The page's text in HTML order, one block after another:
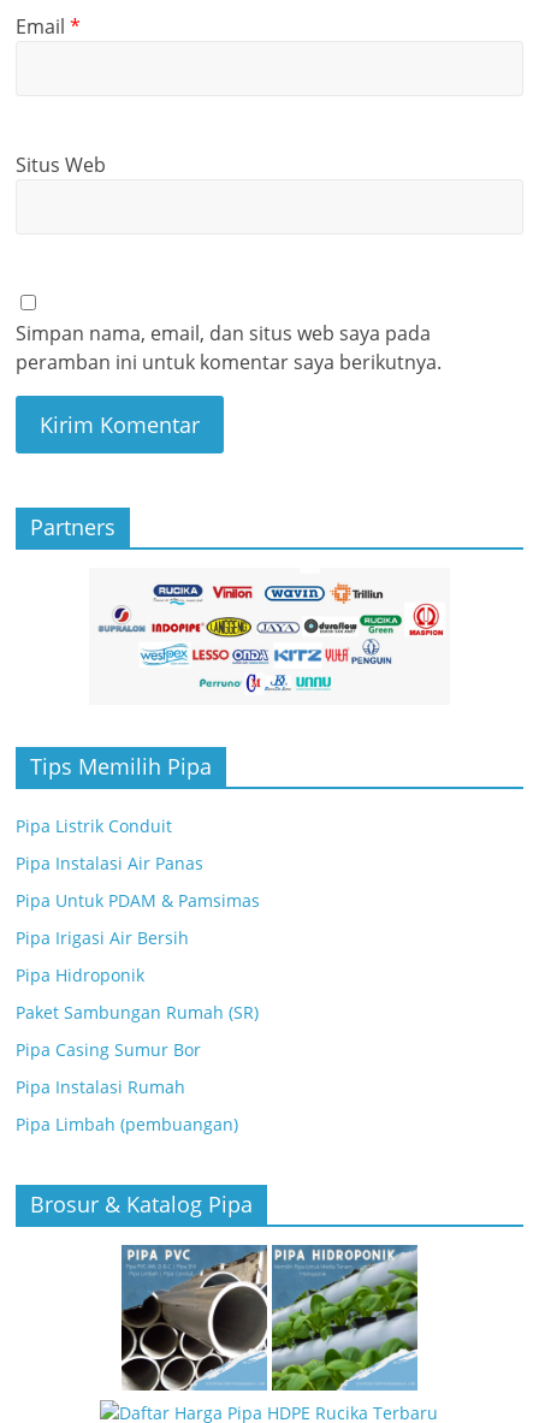
Email*
Situs Web
Simpan nama, email, dan situs web saya pada
peramban ini untuk komentar saya berikutnya.
Partners
Tips Memilih Pipa
Pipa Listrik Conduit
Pipa Instalasi Air Panas
Pipa Untuk PDAM & Pamsimas
Pipa Irigasi Air Bersih
Pipa Hidroponik
Paket Sambungan Rumah (SR)
Pipa Casing Sumur Bor
Pipa Instalasi Rumah
Pipa Limbah (pembuangan)
Brosur & Katalog Pipa